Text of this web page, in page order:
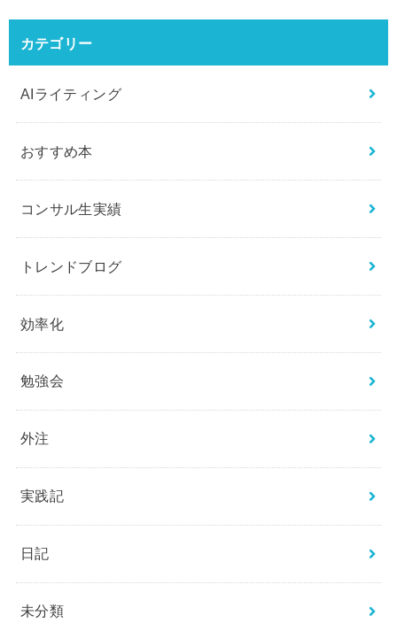
カテゴリー
AIライティング
おすすめ本
コンサル生実績
トレンドブログ
効率化
勉強会
外注
実践記
日記
未分類